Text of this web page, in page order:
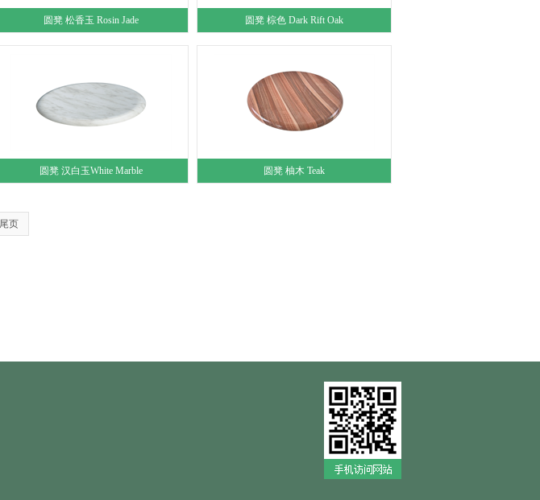
圆凳 松香玉 Rosin Jade 圆凳 棕色 Dark Rift Oak
圆凳 汉白玉White Marble 圆凳 柚木 Teak
尾页